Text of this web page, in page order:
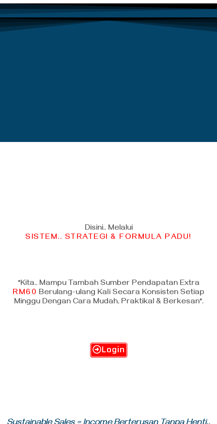
Disini.. Melalui
SISTEM.. STRATEGI & FORMULA PADU!
"Kita.. Mampu Tambah Sumber Pendapatan Extra
RM60 Berulang-ulang Kali Secara Konsisten Setiap
Minggu Dengan Cara Mudah, Praktikal & Berkesan".
Login